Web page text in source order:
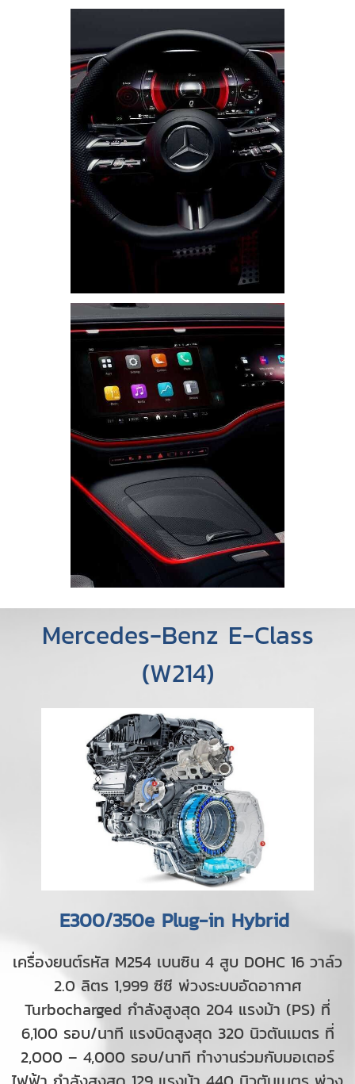
Mercedes-Benz E-Class
(W214)
E300/350e Plug-in Hybrid
เครื่องยนต์รหัส M254 เบนซิน 4 สูบ DOHC 16 วาล์ว
2.0 ลิตร 1,999 ซีซี พ่วงระบบอัดอากาศ
Turbocharged กำลังสูงสุด 204 แรงม้า (PS) ที่
6,100 รอบ/นาที แรงบิดสูงสุด 320 นิวตันเมตร ที่
2,000 – 4,000 รอบ/นาที ทำงานร่วมกับมอเตอร์